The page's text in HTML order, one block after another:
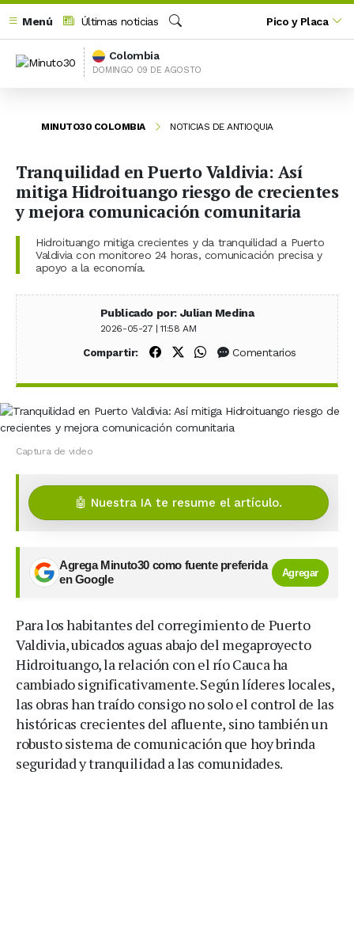
Menú
Últimas noticias
Buscar
Pico y Placa
Colombia
DOMINGO 09 DE AGOSTO
MINUTO30 COLOMBIA NOTICIAS DE ANTIOQUIA
Tranquilidad en Puerto Valdivia: Así
mitiga Hidroituango riesgo de crecientes
y mejora comunicación comunitaria
Hidroituango mitiga crecientes y da tranquilidad a Puerto
Valdivia con monitoreo 24 horas, comunicación precisa y
apoyo a la economía.
Publicado por: Julian Medina
2026-05-27 | 11:58 AM
Compartir: Compartir en Facebook
Compartir en X (Twitter)
Compartir en WhatsApp
Comentarios
Captura de video
🤖 Nuestra IA te resume el artículo.
Agrega Minuto30 como fuente preferida
en Google
Agregar
Para los habitantes del corregimiento de Puerto
Valdivia, ubicados aguas abajo del megaproyecto
Hidroituango, la relación con el río Cauca ha
cambiado significativamente. Según líderes locales,
las obras han traído consigo no solo el control de las
históricas crecientes del afluente, sino también un
robusto sistema de comunicación que hoy brinda
seguridad y tranquilidad a las comunidades.